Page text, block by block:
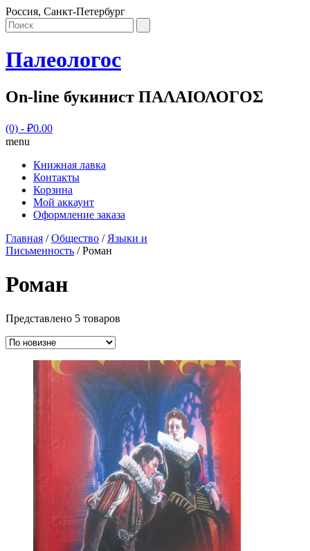
Россия, Санкт-Петербург
Палеологос
On-line букинист ΠΑΛΑΙΟΛΟΓΟΣ
(0) - ₽0.00
menu
Книжная лавка
Контакты
Корзина
Мой аккаунт
Оформление заказа
Главная /Общество / Языки и
Письменность / Роман
Роман
Представлено 5 товаров